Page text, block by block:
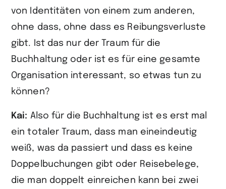
von Identitäten von einem zum anderen,
ohne dass, ohne dass es Reibungsverluste
gibt. Ist das nur der Traum für die
Buchhaltung oder ist es für eine gesamte
Organisation interessant, so etwas tun zu
können?
Kai: Also für die Buchhaltung ist es erst mal
ein totaler Traum, dass man eineindeutig
weiß, was da passiert und dass es keine
Doppelbuchungen gibt oder Reisebelege,
die man doppelt einreichen kann bei zwei